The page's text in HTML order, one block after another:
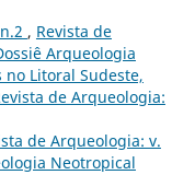
, Revista de
Arqueologia
Litoral Sudeste,
de Arqueologia:
de Arqueologia: v.
Neotropical